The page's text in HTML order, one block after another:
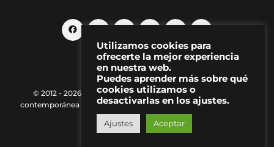
© 2012 - 2026 MAKMA | Revista de artes visuales y cultura
contemporánea |
Política de Privacidad| Aviso Legal|Contacto
Utilizamos cookies para
ofrecerte la mejor experiencia
en nuestra web.
Puedes aprender más sobre qué
cookies utilizamos o
desactivarlas en los ajustes.
Ajustes Aceptar